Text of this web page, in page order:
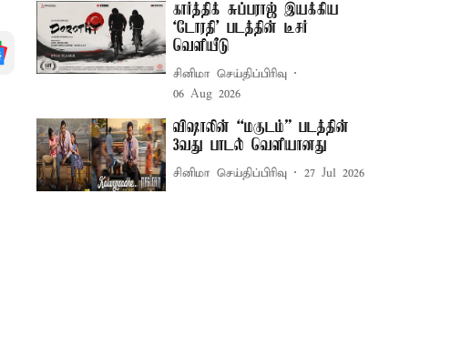
கார்த்திக் சுப்பராஜ் இயக்கிய
`டோரதி' படத்தின் டீசர்
வெளியீடு
சினிமா செய்திப்பிரிவு
06 Aug 2026
விஷாலின் “மகுடம்” படத்தின்
3வது பாடல் வெளியானது
சினிமா செய்திப்பிரிவு 27 Jul 2026